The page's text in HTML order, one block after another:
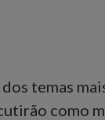
temas
como